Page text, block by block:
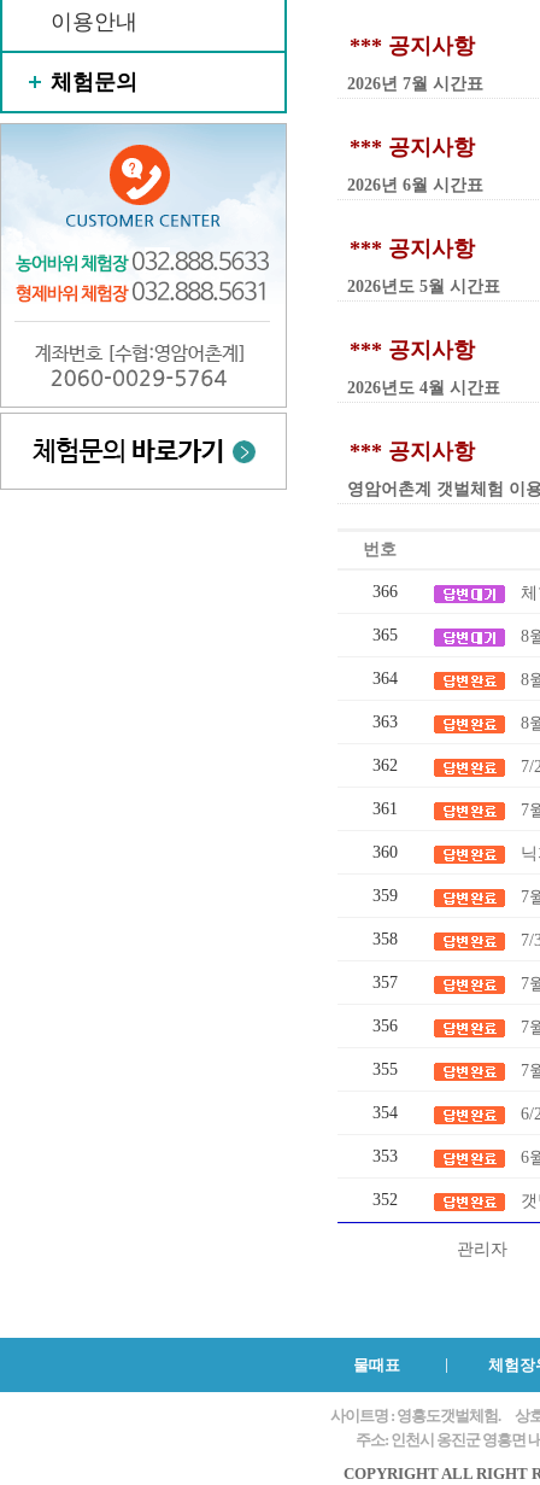
이용안내
체험문의
*** 공지사항
2026년 7월 시간표
*** 공지사항
2026년 6월 시간표
*** 공지사항
2026년도 5월 시간표
*** 공지사항
2026년도 4월 시간표
*** 공지사항
영암어촌계 갯벌체험 이
번호
366
365 8
364 8
363 8
362 7/
361 7
360
359 7
358 7/
357 7
356 7
355 7
354 6/
353 6
352
관리자
물때표 체험장
사이트명 : 영흥도갯벌체험.
상
주소: 인천시 옹진군 영흥면
COPYRIGHT ALL RIGHT